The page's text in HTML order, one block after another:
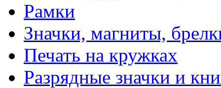
Рамки
Значки, магниты,
Печать на кружках
Разрядные значки и